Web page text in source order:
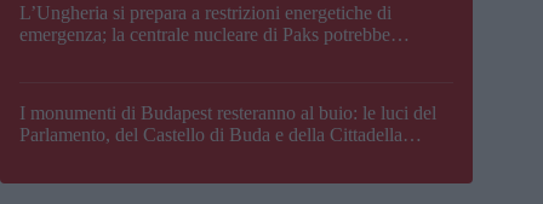
L’Ungheria si prepara a restrizioni energetiche di
emergenza; la centrale nucleare di Paks potrebbe
I monumenti di Budapest resteranno al buio: le luci del
Parlamento, del Castello di Buda e della Cittadella